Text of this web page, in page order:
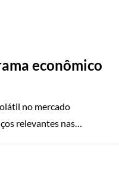
econômico
no mercado
relevantes nas…